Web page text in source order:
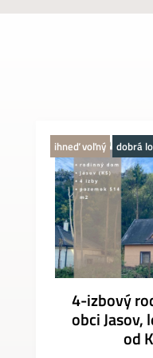
ihneď voľný dobrá
4-izbový
obci Jasov,
od